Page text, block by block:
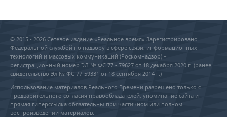
© 2015 - 2026 Сетевое издание «Реальное время» Зарегистрировано
Федеральной службой по надзору в сфере связи, информационных
технологий и массовых коммуникаций (Роскомнадзор) –
регистрационный номер ЭЛ № ФС 77 - 79627 от 18 декабря 2020 г. (ранее
свидетельство Эл № ФС 77-59331 от 18 сентября 2014 г.)
Использование материалов Реального Времени разрешено только с
предварительного согласия правообладателей, упоминание сайта и
прямая гиперссылка обязательны при частичном или полном
воспроизведении материалов.